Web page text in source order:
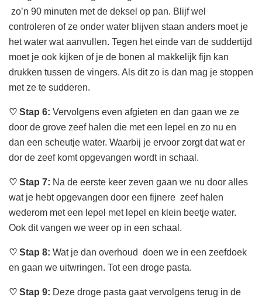
zo’n 90 minuten met de deksel op pan. Blijf wel
controleren of ze onder water blijven staan anders moet je
het water wat aanvullen. Tegen het einde van de suddertijd
moet je ook kijken of je de bonen al makkelijk fijn kan
drukken tussen de vingers. Als dit zo is dan mag je stoppen
met ze te sudderen.
♡ Stap 6: Vervolgens even afgieten en dan gaan we ze
door de grove zeef halen die met een lepel en zo nu en
dan een scheutje water. Waarbij je ervoor zorgt dat wat er
dor de zeef komt opgevangen wordt in schaal.
♡ Stap 7: Na de eerste keer zeven gaan we nu door alles
wat je hebt opgevangen door een fijnere zeef halen
wederom met een lepel met lepel en klein beetje water.
Ook dit vangen we weer op in een schaal.
♡ Stap 8: Wat je dan overhoud doen we in een zeefdoek
en gaan we uitwringen. Tot een droge pasta.
♡ Stap 9: Deze droge pasta gaat vervolgens terug in de